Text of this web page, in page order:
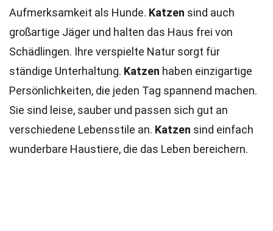
Aufmerksamkeit als Hunde. Katzen sind auch
großartige Jäger und halten das Haus frei von
Schädlingen. Ihre verspielte Natur sorgt für
ständige Unterhaltung. Katzen haben einzigartige
Persönlichkeiten, die jeden Tag spannend machen.
Sie sind leise, sauber und passen sich gut an
verschiedene Lebensstile an. Katzen sind einfach
wunderbare Haustiere, die das Leben bereichern.